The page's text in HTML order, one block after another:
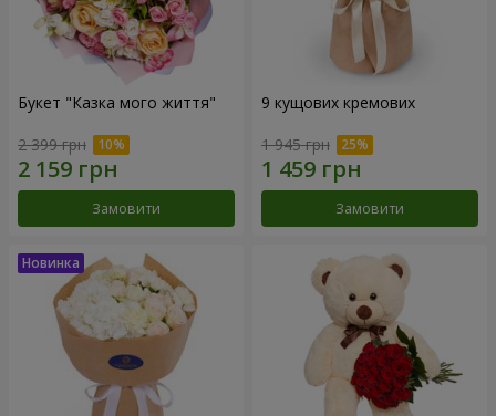
Букет "Казка мого життя"
2 399 грн
Замовити
9 кущових кремових
1 945 грн
Замовити